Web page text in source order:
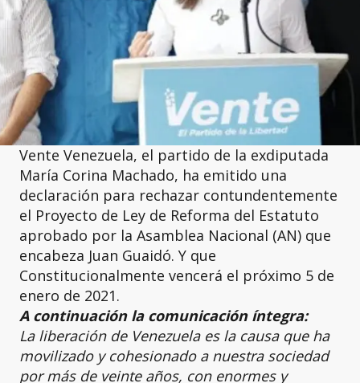
Vente Venezuela, el partido de la exdiputada
María Corina Machado, ha emitido una
declaración para rechazar contundentemente
el Proyecto de Ley de Reforma del Estatuto
aprobado por la Asamblea Nacional (AN) que
encabeza Juan Guaidó. Y que
Constitucionalmente vencerá el próximo 5 de
enero de 2021.
A continuación la comunicación íntegra:
La liberación de Venezuela es la causa que ha
movilizado y cohesionado a nuestra sociedad
por más de veinte años, con enormes y